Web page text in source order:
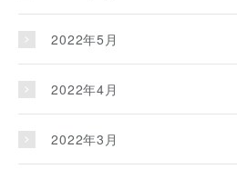
2022年5月
2022年4月
2022年3月